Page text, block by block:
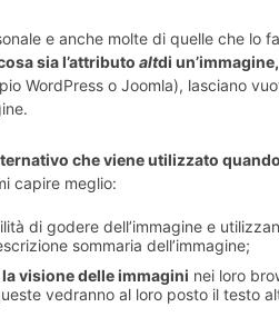
e anche molte di quelle che lo
sia l’attributo altdi
WordPress o Joomla), lasciano
che viene utilizzato
capire meglio:
di godere dell’immagine e
sommaria dell’immagine;
visione delle immagini nei loro
vedranno al loro posto il testo